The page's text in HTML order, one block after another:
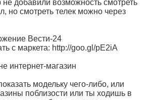
добавили возможность смотреть
но смотреть телек можно через
Вести-24
с маркета: http://goo.gl/pE2iA
интернет-магазин
модельку чего-либо, или
поблизости или ты ходишь в